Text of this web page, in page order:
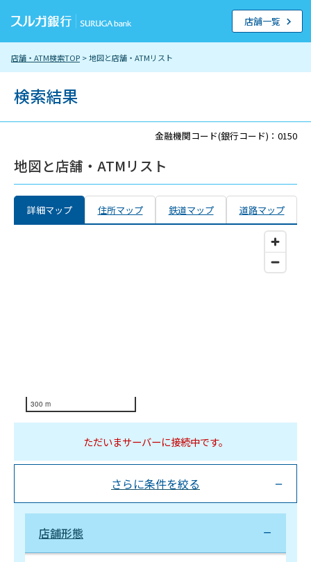
店舗・ATM検索TOP > 地図と店舗・ATMリスト
店舗一覧
検索結果
金融機関コード(銀行コード)：0150
地図と店舗・ATMリスト
詳細マップ 住所マップ 鉄道マップ 道路マップ
300 m
ただいまサーバーに接続中です。
さらに条件を絞る
店舗形態